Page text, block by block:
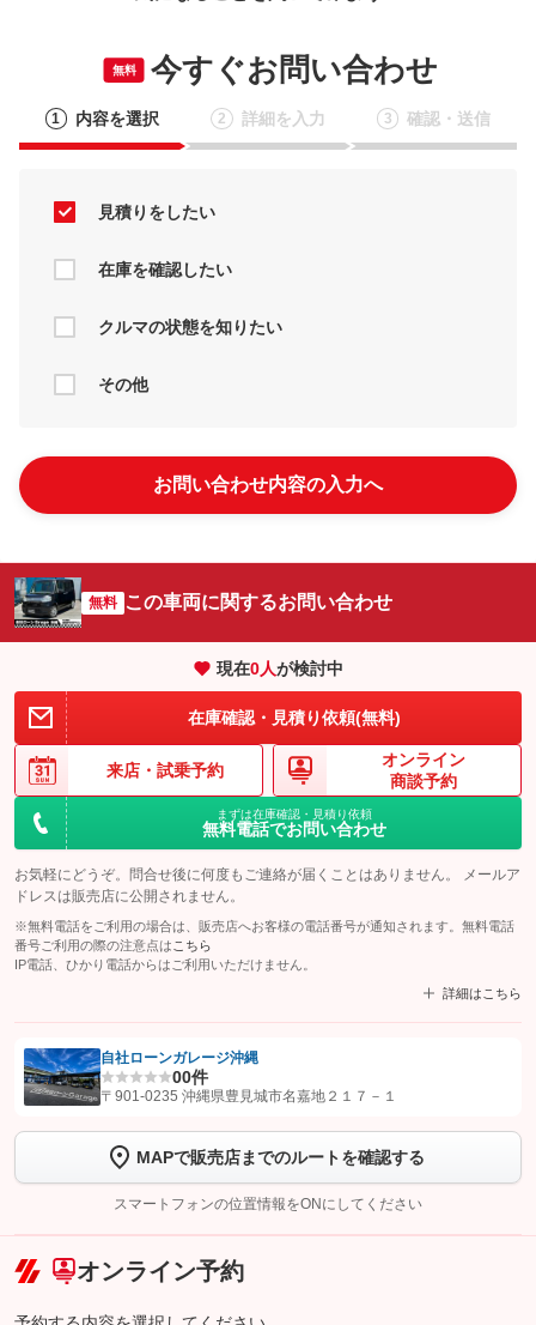
無料 今すぐお問い合わせ
1 内容を選択 2 詳細を入力 3 確認・送信
見積りをしたい
在庫を確認したい
クルマの状態を知りたい
その他
お問い合わせ内容の入力へ
無料 この車両に関するお問い合わせ
現在0人が検討中
在庫確認・見積り依頼(無料)
来店・ 試乗予約
オンライン
商談予約
まずは在庫確認・見積り依頼
無料電話でお問い合わせ
お気軽にどうぞ。問合せ後に何度もご連絡が届くことはありません。 メールア
ドレスは販売店に公開されません。
※無料電話をご利用の場合は、販売店へお客様の電話番号が通知されます。無料電話
番号ご利用の際の注意点は こちら
IP電話、ひかり電話からはご利用いただけません。
詳細はこちら
【STEP1】認証画面でグーネットを友だち追加してから「許可する」ボタンを押
トーク画面で
ボタンをタップして問い合わせを
完了してください。
こちら
自社ローンガレージ沖縄
00件
〒901-0235 沖縄県豊見城市名嘉地２１７－１
MAPで販売店までのルートを確認する
スマートフォンの位置情報をONにしてください
オンライン予約